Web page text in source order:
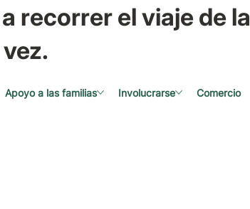
recorrer el viaje de la
Apoyo a las familias Involucrarse Comercio